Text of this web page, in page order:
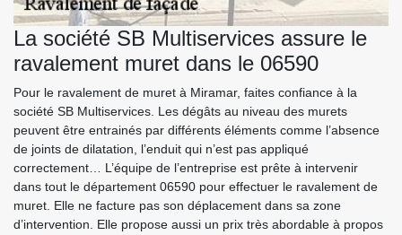
La société SB Multiservices assure le
ravalement muret dans le 06590
Pour le ravalement de muret à Miramar, faites confiance à la
société SB Multiservices. Les dégâts au niveau des murets
peuvent être entrainés par différents éléments comme l’absence
de joints de dilatation, l’enduit qui n’est pas appliqué
correctement… L’équipe de l’entreprise est prête à intervenir
dans tout le département 06590 pour effectuer le ravalement de
muret. Elle ne facture pas son déplacement dans sa zone
d’intervention. Elle propose aussi un prix très abordable à propos